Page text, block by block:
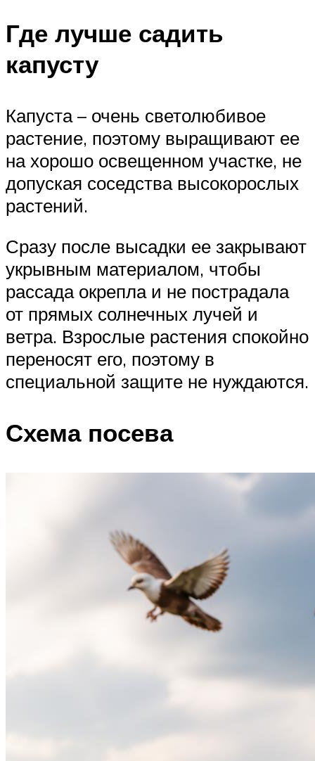
Где лучше садить
капусту
Капуста – очень светолюбивое
растение, поэтому выращивают ее
на хорошо освещенном участке, не
допуская соседства высокорослых
растений.
Сразу после высадки ее закрывают
укрывным материалом, чтобы
рассада окрепла и не пострадала
от прямых солнечных лучей и
ветра. Взрослые растения спокойно
переносят его, поэтому в
специальной защите не нуждаются.
Схема посева